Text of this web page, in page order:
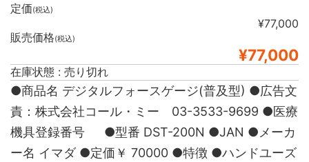
定価(税込)
¥77,000
販売価格(税込)
¥77,000
在庫状態 : 売り切れ
●商品名 デジタルフォースゲージ(普及型) ●広告文
責：株式会社コール・ミー 03-3533-9699 ●医療
機具登録番号 ●型番 DST-200N ●JAN ●メーカ
ー名 イマダ ●定価￥ 70000 ●特徴 ●ハンドユーズ